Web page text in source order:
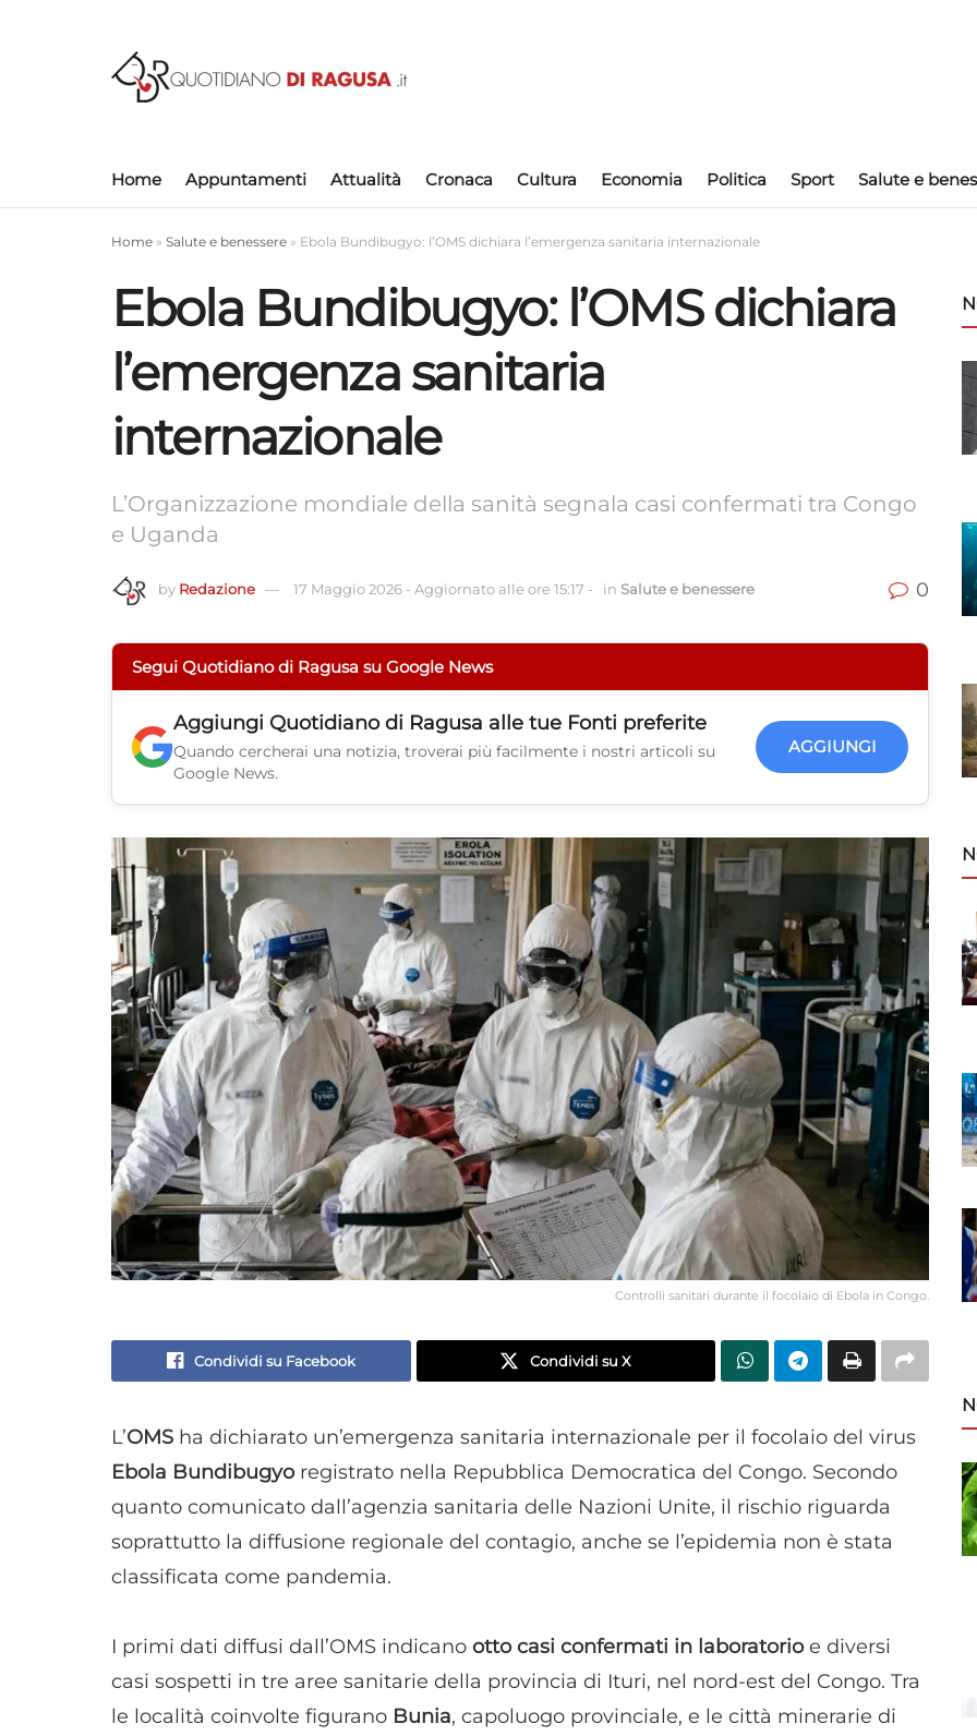
Home Appuntamenti Attualità Cronaca Cultura Economia Politica Sport Salute e
Home » Salute e benessere » Ebola Bundibugyo: l’OMS dichiara l’emergenza sanitaria internazionale
Ebola Bundibugyo: l’OMS dichiara
l’emergenza sanitaria
internazionale
L’Organizzazione mondiale della sanità segnala casi confermati tra Congo
e Uganda
by Redazione 17 Maggio 2026 - Aggiornato alle ore 15:17 - in Salute e benessere 0
Segui Quotidiano di Ragusa su Google News
Aggiungi Quotidiano di Ragusa alle tue Fonti preferite
Quando cercherai una notizia, troverai più facilmente i nostri articoli su
Google News.
AGGIUNGI
Controlli sanitari durante il focolaio di Ebola in Congo.
Condividi su Facebook Condividi su X
L’OMS ha dichiarato un’emergenza sanitaria internazionale per il focolaio del virus
Ebola Bundibugyoregistrato nella Repubblica Democratica del Congo. Secondo
quanto comunicato dall’agenzia sanitaria delle Nazioni Unite, il rischio riguarda
soprattutto la diffusione regionale del contagio, anche se l’epidemia non è stata
classificata come pandemia.
I primi dati diffusi dall’OMS indicano otto casi confermati in laboratorioe diversi
casi sospetti in tre aree sanitarie della provincia di Ituri, nel nord-est del Congo. Tra
le località coinvolte figurano Bunia, capoluogo provinciale, e le città minerarie di